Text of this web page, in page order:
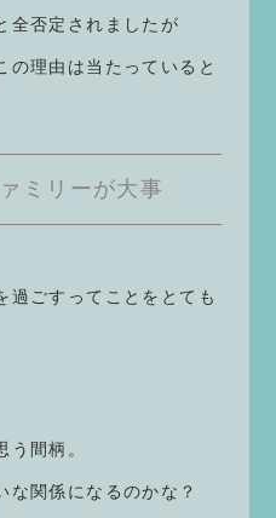
全否定されましたが
の理由は当たっていると
ミリーが大事
過ごすってことをとても
う間柄。
な関係になるのかな？